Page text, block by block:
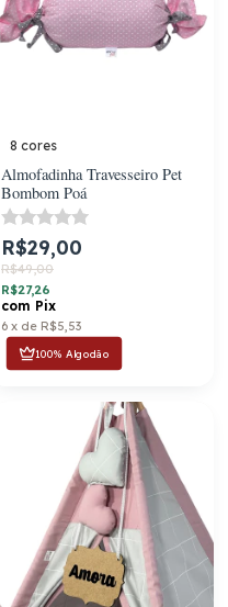
8 cores
Almofadinha Travesseiro Pet
Bombom Poá
R$29,00
R$49,00
R$27,26
com Pix
6 x de R$5,53
100% Algodão